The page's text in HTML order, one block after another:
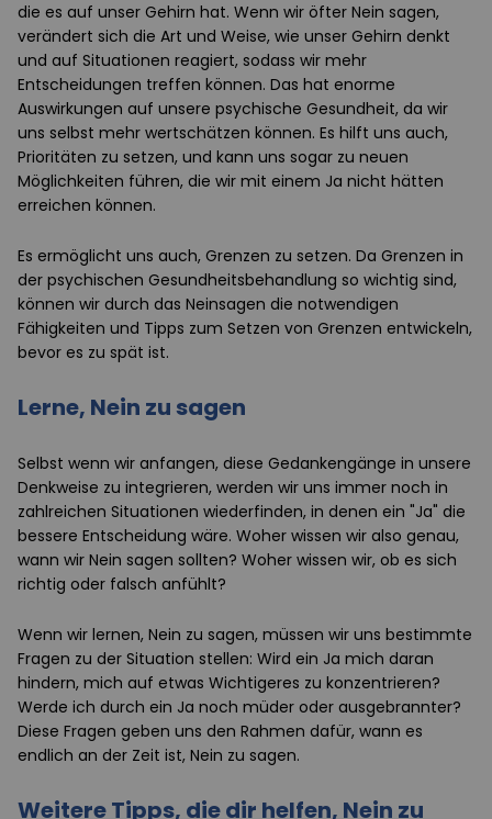
die es auf unser Gehirn hat. Wenn wir öfter Nein sagen,
verändert sich die Art und Weise, wie unser Gehirn denkt
und auf Situationen reagiert, sodass wir mehr
Entscheidungen treffen können. Das hat enorme
Auswirkungen auf unsere psychische Gesundheit, da wir
uns selbst mehr wertschätzen können. Es hilft uns auch,
Prioritäten zu setzen, und kann uns sogar zu neuen
Möglichkeiten führen, die wir mit einem Ja nicht hätten
erreichen können.
Es ermöglicht uns auch, Grenzen zu setzen. Da Grenzen in
der psychischen Gesundheitsbehandlung so wichtig sind,
können wir durch das Neinsagen die notwendigen
Fähigkeiten und Tipps zum Setzen von Grenzen entwickeln,
bevor es zu spät ist.
Lerne, Nein zu sagen
Selbst wenn wir anfangen, diese Gedankengänge in unsere
Denkweise zu integrieren, werden wir uns immer noch in
zahlreichen Situationen wiederfinden, in denen ein "Ja" die
bessere Entscheidung wäre. Woher wissen wir also genau,
wann wir Nein sagen sollten? Woher wissen wir, ob es sich
richtig oder falsch anfühlt?
Wenn wir lernen, Nein zu sagen, müssen wir uns bestimmte
Fragen zu der Situation stellen: Wird ein Ja mich daran
hindern, mich auf etwas Wichtigeres zu konzentrieren?
Werde ich durch ein Ja noch müder oder ausgebrannter?
Diese Fragen geben uns den Rahmen dafür, wann es
endlich an der Zeit ist, Nein zu sagen.
Weitere Tipps, die dir helfen, Nein zu